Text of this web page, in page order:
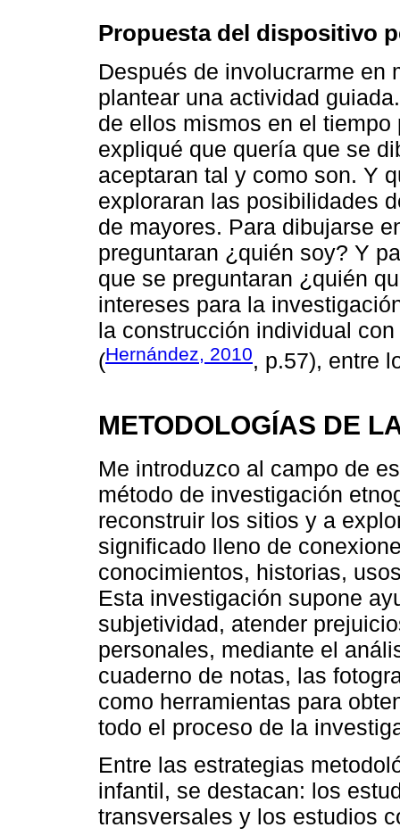
Propuesta del dispositivo
Después de involucrarme en
plantear una actividad
de ellos mismos en el
expliqué que quería que se
aceptaran tal y como son. Y
exploraran las posibilidades
de mayores. Para dibujarse
preguntaran ¿quién soy? Y
que se preguntaran ¿quién
intereses para la
la construcción individual
(Hernández, 2010, p.57), entre
METODOLOGÍAS DE
Me introduzco al campo de
método de investigación
reconstruir los sitios y a
significado lleno de
conocimientos, historias,
Esta investigación supone
subjetividad, atender
personales, mediante el
cuaderno de notas, las
como herramientas para
todo el proceso de la
Entre las estrategias
infantil, se destacan: los
transversales y los estudios